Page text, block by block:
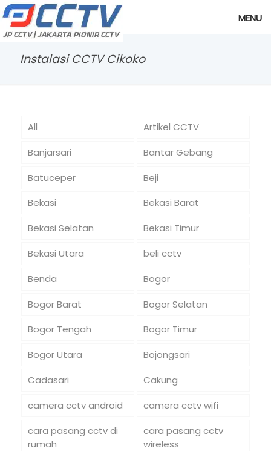
MENU
Instalasi CCTV Cikoko
All
Artikel CCTV
Banjarsari
Bantar Gebang
Batuceper
Beji
Bekasi
Bekasi Barat
Bekasi Selatan
Bekasi Timur
Bekasi Utara
beli cctv
Benda
Bogor
Bogor Barat
Bogor Selatan
Bogor Tengah
Bogor Timur
Bogor Utara
Bojongsari
Cadasari
Cakung
camera cctv android
camera cctv wifi
cara pasang cctv di
rumah
cara pasang cctv
wireless